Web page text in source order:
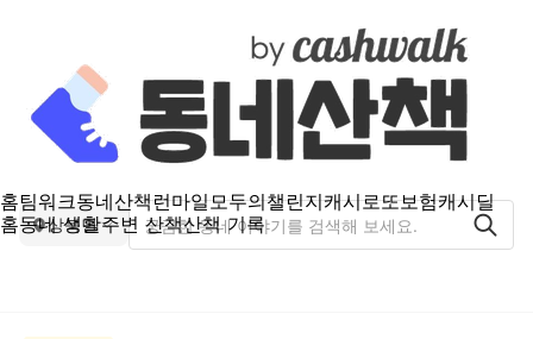
홈팀워크동네산책런마일모두의챌린지캐시로또보험캐시딜
홈동네 생활주변 산책산책 기록
상북면